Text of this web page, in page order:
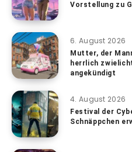
Vorstellung zu
6. August 2026
Mutter, der
herrlich
angekündigt
4. August 2026
Festival der
Schnäppchen